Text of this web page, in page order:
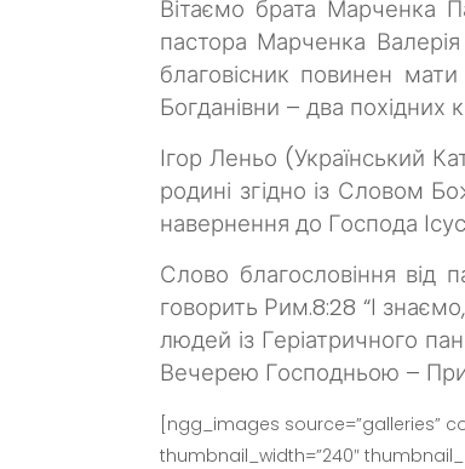
Вітаємо брата Марченка
пастора Марченка
благовісник повинен мати
Богданівни – два похідних
Ігор Леньо (Український
родині згідно із Словом
навернення до Господа
Слово благословіння від
говорить Рим.8:28 “І
людей із Геріатричного
Вечерею Господньою –
[ngg_images source=”galleries”
thumbnail_width=”240″